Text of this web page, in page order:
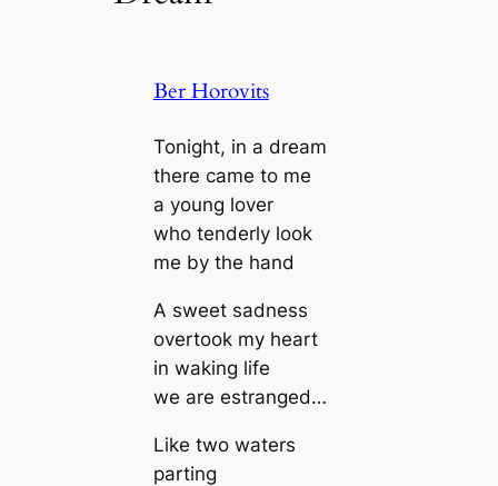
Ber Horovits
Tonight, in a dream
there came to me
a young lover
who tenderly look
me by the hand
A sweet sadness
overtook my heart
in waking life
we are estranged…
Like two waters
parting